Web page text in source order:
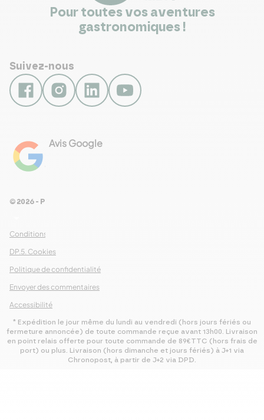
Pour toutes vos aventures
gastronomiques !
Suivez-nous
Avis Google
Conditions Générales de Ventes
DP.5. Cookies
Politique de confidentialité
Envoyer des commentaires
Accessibilité
© 2026 - Pour Les Gourmets
* Expédition le jour même du lundi au vendredi (hors jours fériés ou
fermeture annoncée) de toute commande reçue avant 13h00. Livraison
en point relais offerte pour toute commande de 89€TTC (hors frais de
port) ou plus. Livraison (hors dimanche et jours fériés) à J+1 via
Chronopost, à partir de J+2 via DPD.